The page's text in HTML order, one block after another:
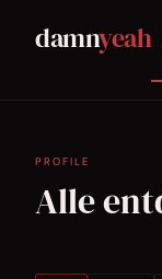
damnyeah
PROFILE
Alle